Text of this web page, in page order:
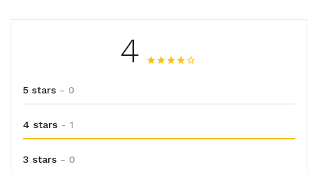
4
5 stars - 0
4 stars - 1
3 stars - 0